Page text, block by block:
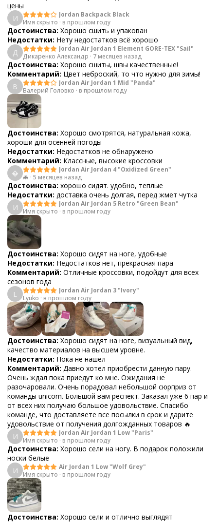
цены
И
Jordan Backpack Black
Имя скрыто · в прошлом году
Достоинства: Хорошо сшить и упакован
Недостатки: Нету недостатков всё хорошо
Д
Jordan Air Jordan 1 Element GORE-TEX "Sail"
Дикаренко Александр · 7 месяцев назад
Достоинства: Хорошо сшиты, швы качественные!
Комментарий: Цвет неброский, то что нужно для зимы!
В
Jordan Air Jordan 1 Mid "Panda"
Валерий Головко · в прошлом году
Достоинства: Хорошо смотрятся, натуральная кожа,
хороши для осенней погоды
Недостатки: Недостатков не обнаружено
Комментарий: Классные, высокие кроссовки

Jordan Air Jordan 4 "Oxidized Green"
🦇 · 5 месяцев назад
Достоинства: хорошо сидят. удобно, теплые
Недостатки: доставка очень долгая, перед жмет чутка
И
Jordan Air Jordan 5 Retro "Green Bean"
Имя скрыто · в прошлом году
Достоинства: Хорошо сидят на ноге, удобные
Недостатки: Недостатков нет, прекрасная пара
Комментарий: Отличные кроссовки, подойдут для всех
сезонов года
L
Jordan Air Jordan 3 "Ivory"
Lyuko · в прошлом году
Достоинства: Хорошо сидят на ноге, визуальный вид,
качество материалов на высшем уровне.
Недостатки: Пока не нашел
Комментарий: Давно хотел приобрести данную пару.
Очень ждал пока приедут ко мне. Ожидания не
разочаровали. Очень порадовал небольшой сюрприз от
команды unicorn. Большой вам респект. Заказал уже 6 пар и
от всех них получаю большое удовольствие. Спасибо
команде, что доставляете все посылки в срок и дарите
удовольствие от получения долгожданных товаров 🔥
И
Jordan Air Jordan 1 Low "Paris"
Имя скрыто · в прошлом году
Достоинства: Хорошо сели на ногу. В подарок положили
носки белые
И
Air Jordan 1 Low "Wolf Grey"
Имя скрыто · в прошлом году
Достоинства: Хорошо сели и отлично выглядят